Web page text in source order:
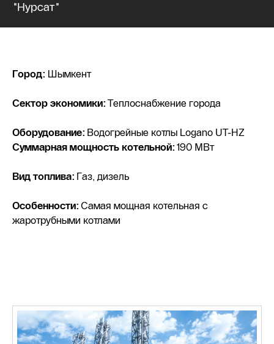
"Нурсат"
Город: Шымкент
Сектор экономики:Теплоснабжение города
Оборудование: Водогрейные котлы Logano UT-HZ
Суммарная мощность котельной: 190 МВт
Вид топлива: Газ, дизель
Особенности: Самая мощная котельная с
жаротрубными котлами